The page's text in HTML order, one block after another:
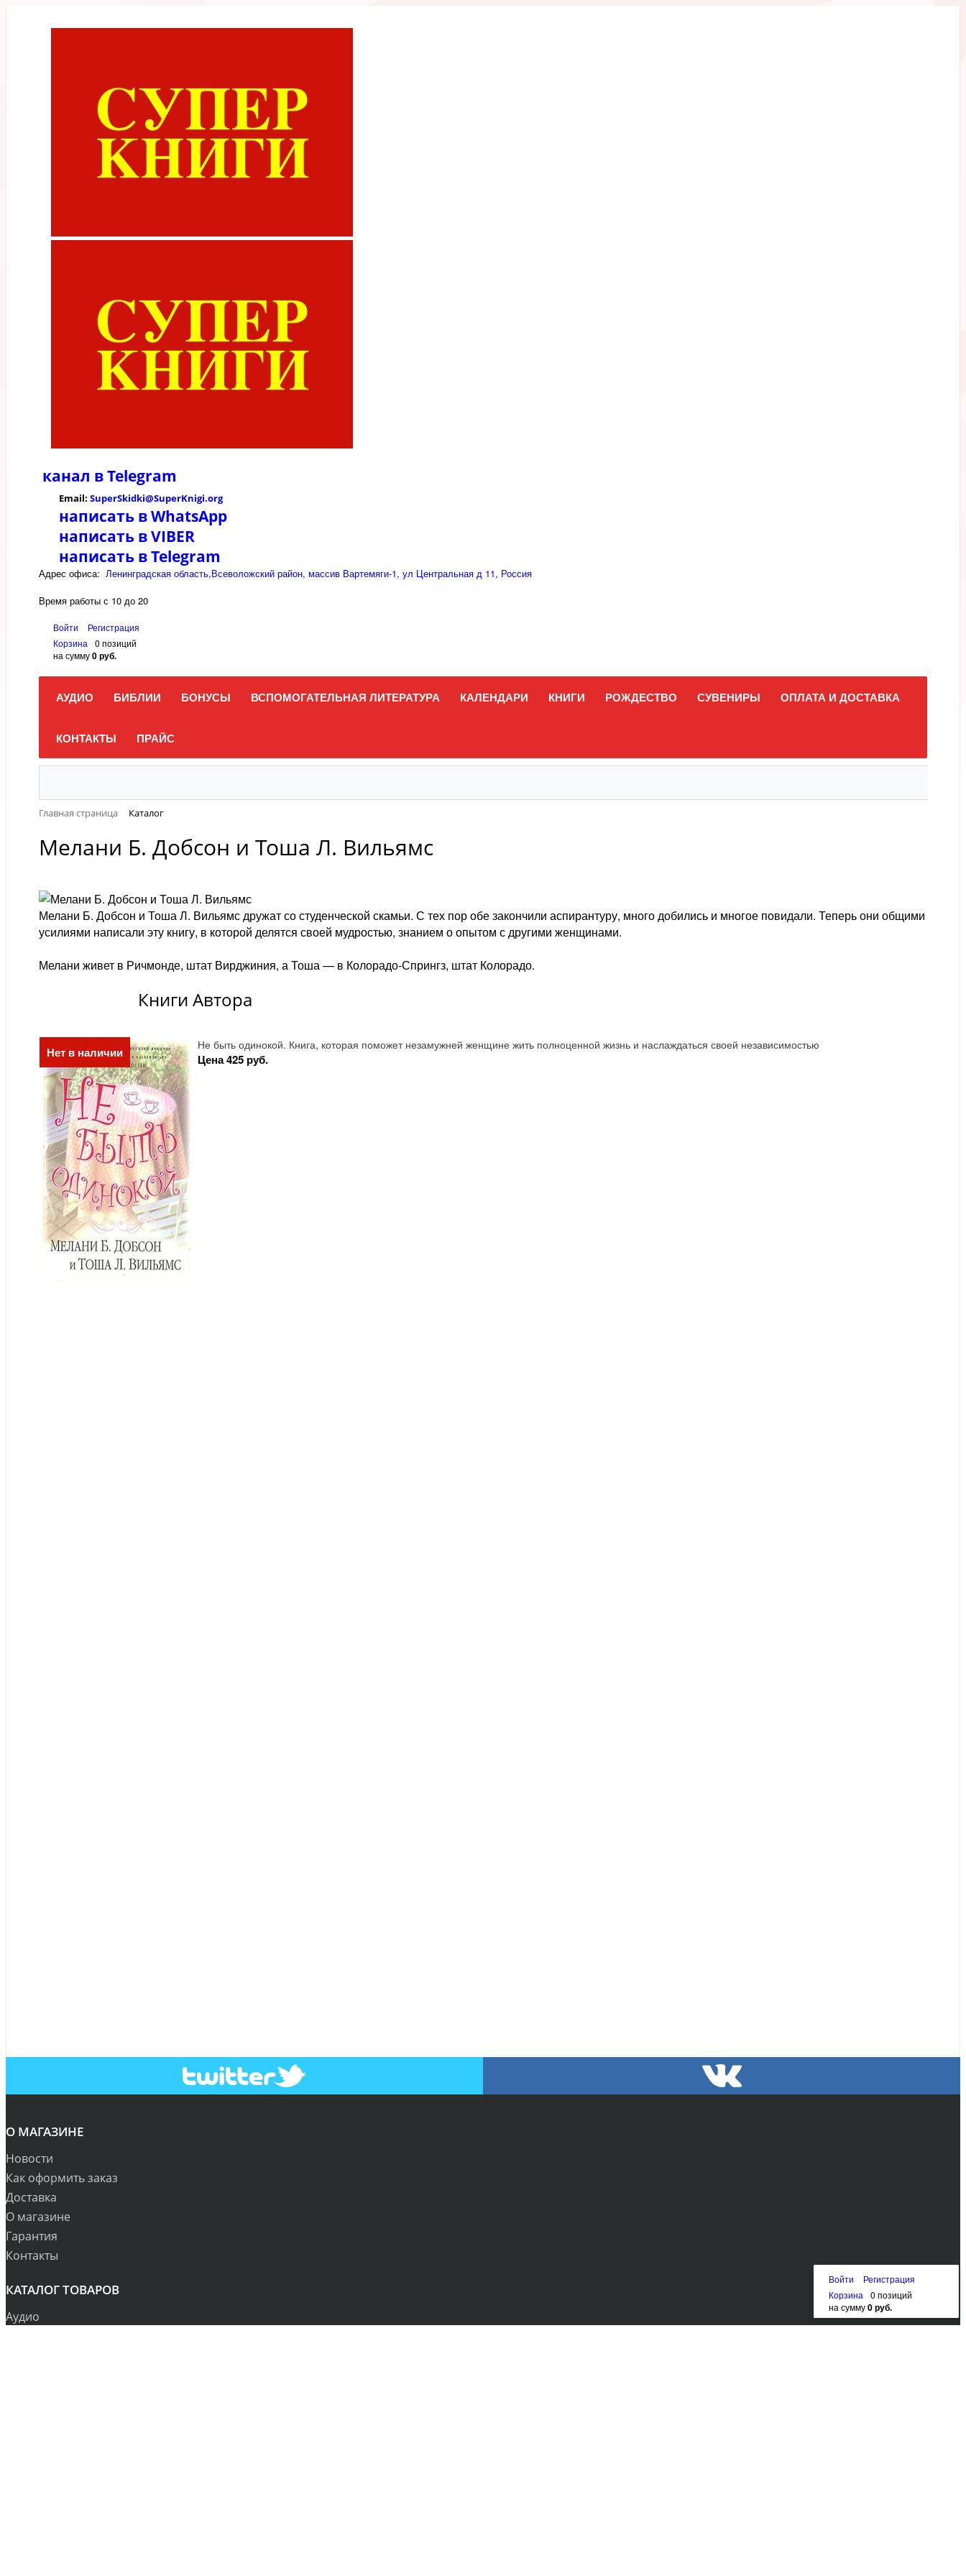
канал вTelegram
Email: SuperSkidki@SuperKnigi.org
написать в WhatsApp
написать в VIBER
написать в Telegram
Адрес офиса: Ленинградская область,Всеволожский район, массив Вартемяги-1, ул Центральная д 11, Россия
Время работы с 10 до 20
Войти
Регистрация
Корзина
0 позиций
на сумму0 руб.
АУДИО БИБЛИИ БОНУСЫ ВСПОМОГАТЕЛЬНАЯ ЛИТЕРАТУРА КАЛЕНДАРИ КНИГИ РОЖДЕСТВО СУВЕНИРЫ ОПЛАТА И ДОСТАВКА
КОНТАКТЫ ПРАЙС
Главная страница Каталог
Мелани Б. Добсон и Тоша Л. Вильямс
Мелани Б. Добсон и Тоша Л. Вильямс дружат со студенческой скамьи. С тех пор обе закончили аспирантуру, много добились и многое повидали. Теперь они общими
усилиями написали эту книгу, в которой делятся своей мудростью, знанием о опытом с другими женщинами.
Мелани живет в Ричмонде, штат Вирджиния, а Тоша — в Колорадо-Спрингз, штат Колорадо.
Книги Автора
Нет в наличии Не быть одинокой. Книга, которая поможет незамужней женщине жить полноценной жизнь и наслаждаться своей независимостью
Цена 425 руб.
О МАГАЗИНЕ
Новости
Как оформить заказ
Доставка
О магазине
Гарантия
Контакты
КАТАЛОГ ТОВАРОВ
Аудио
Войти
Регистрация
Корзина
0 позиций
на сумму0 руб.